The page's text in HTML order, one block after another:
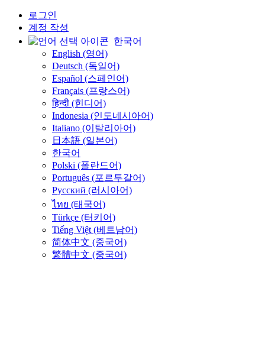
로그인
계정 작성
한국어
English (영어)
Deutsch (독일어)
Español (스페인어)
Français (프랑스어)
हिन्दी (힌디어)
Indonesia (인도네시아어)
Italiano (이탈리아어)
日本語 (일본어)
한국어
Polski (폴란드어)
Português (포르투갈어)
Русский (러시아어)
ไทย (태국어)
Türkçe (터키어)
Tiếng Việt (베트남어)
简体中文 (중국어)
繁體中文 (중국어)